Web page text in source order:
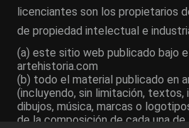
licenciantes son los propietarios
de propiedad intelectual e
(a) este sitio web publicado bajo
artehistoria.com
(b) todo el material publicado en
(incluyendo, sin limitación,
dibujos, música, marcas o
de la composición de cada una de